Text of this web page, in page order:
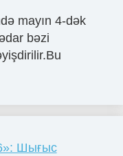
mayın 4-dək
bəzi
Шығыс